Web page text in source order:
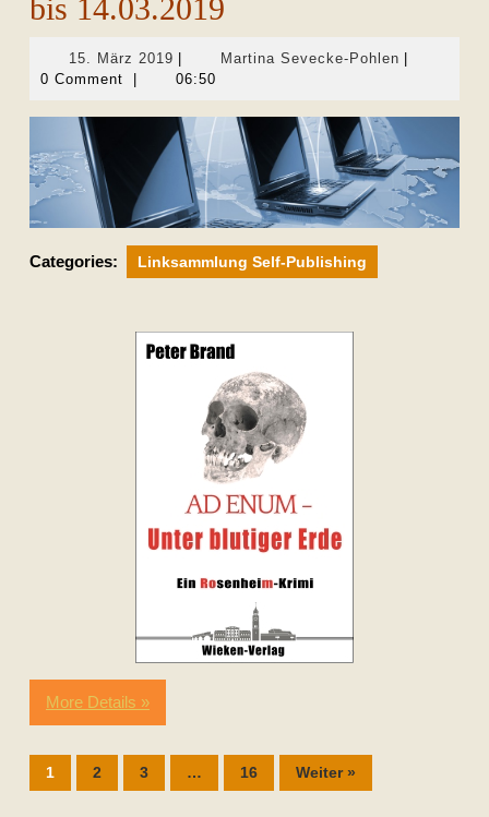
bis 14.03.2019
15. März 2019 15.
März
Martina Sevecke-PohlenMartina
0 Comment
06:50
Categories: Linksammlung Self-Publishing
More Details »
1 2 3 … 16 Weiter »